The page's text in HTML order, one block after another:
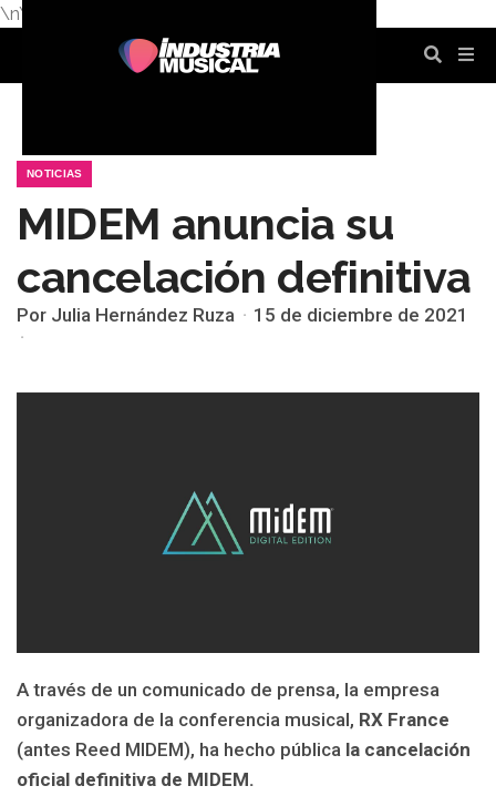
\n\n
NOTICIAS
MIDEM anuncia su
cancelación definitiva
Por Julia Hernández Ruza 15 de diciembre de 2021
A través de un comunicado de prensa, la empresa
organizadora de la conferencia musical, RX France
(antes Reed MIDEM), ha hecho pública la cancelación
oficial definitiva de MIDEM.